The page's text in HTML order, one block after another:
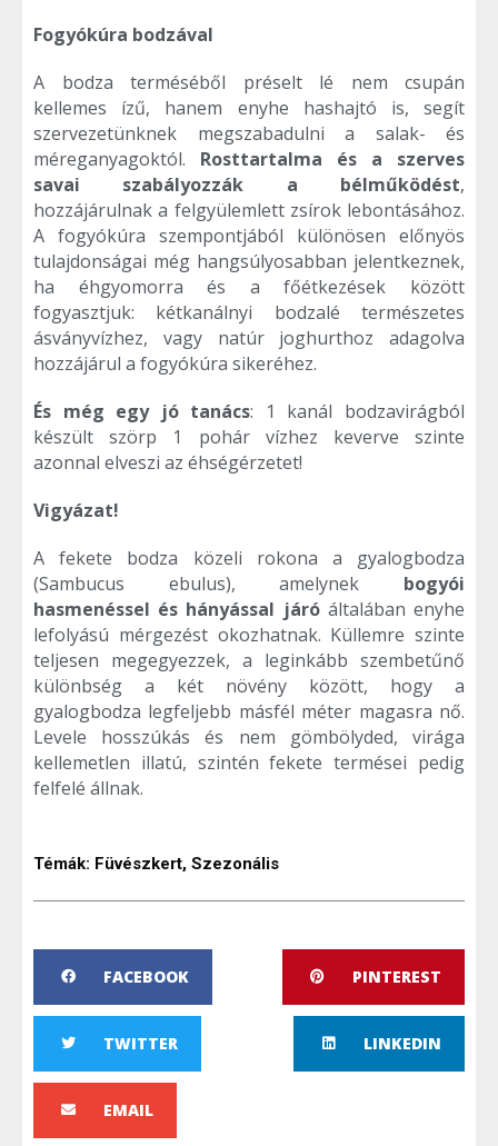
Fogyókúra bodzával
A bodza terméséből préselt lé nem csupán
kellemes ízű, hanem enyhe hashajtó is, segít
szervezetünknek megszabadulni a salak- és
méreganyagoktól. Rosttartalma és a szerves
savai szabályozzák a bélműködést,
hozzájárulnak a felgyülemlett zsírok lebontásához.
A fogyókúra szempontjából különösen előnyös
tulajdonságai még hangsúlyosabban jelentkeznek,
ha éhgyomorra és a főétkezések között
fogyasztjuk: kétkanálnyi bodzalé természetes
ásványvízhez, vagy natúr joghurthoz adagolva
hozzájárul a fogyókúra sikeréhez.
És még egy jó tanács: 1 kanál bodzavirágból
készült szörp 1 pohár vízhez keverve szinte
azonnal elveszi az éhségérzetet!
Vigyázat!
A fekete bodza közeli rokona a gyalogbodza
(Sambucus ebulus), amelynek bogyói
hasmenéssel és hányással járóáltalában enyhe
lefolyású mérgezést okozhatnak. Küllemre szinte
teljesen megegyezzek, a leginkább szembetűnő
különbség a két növény között, hogy a
gyalogbodza legfeljebb másfél méter magasra nő.
Levele hosszúkás és nem gömbölyded, virága
kellemetlen illatú, szintén fekete termései pedig
felfelé állnak.
Témák: Füvészkert, Szezonális
FACEBOOK PINTEREST
TWITTER LINKEDIN
EMAIL